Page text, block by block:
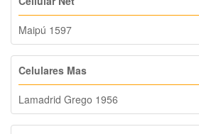
Maipú 1597
Celulares Mas
Lamadrid Grego 1956